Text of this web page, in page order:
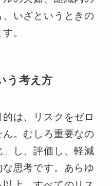
いざというときの
。
う考え方
は、リスクをゼロ
。むしろ重要なの
し、評価し、軽減
思考です。あらゆ